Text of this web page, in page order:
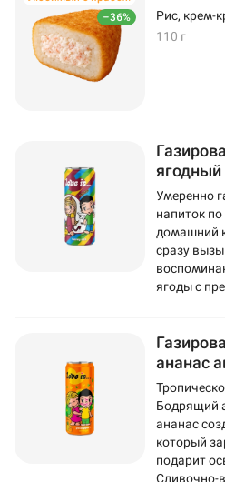
–36%
Рис, крем-
110 г
Умеренно
напиток
домашний
сразу
ягоды с
ананас
Бодрящий
ананас
который
подарит
Сливочно-